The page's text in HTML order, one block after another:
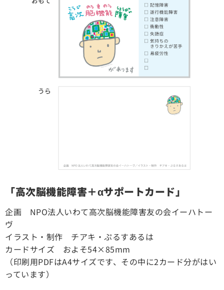
「高次脳機能障害＋αサポートカード」
企画 NPO法人いわて高次脳機能障害友の会イーハトー
ヴ
イラスト・制作 チアキ・ぷるすあるは
カードサイズ およそ54×85mm
（印刷用PDFはA4サイズです、その中に2カード分がはい
っています）